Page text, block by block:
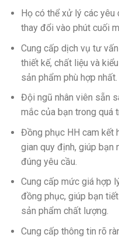
Họ có thể xử lý các
thay đổi vào phút cuối
Cung cấp dịch vụ tư
thiết kế, chất liệu và
sản phẩm phù hợp nhất.
Đội ngũ nhân viên sẵn
mắc của bạn trong quá
Đồng phục HH cam kết
gian quy định, giúp bạn
đúng yêu cầu.
Cung cấp mức giá hợp
đồng phục, giúp bạn
sản phẩm chất lượng.
Cung cấp thông tin rõ